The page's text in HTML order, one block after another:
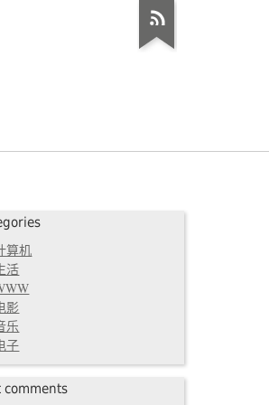
算机
活
影
乐
子
comments